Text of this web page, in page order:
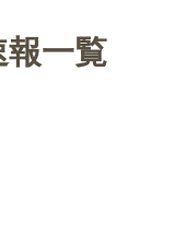
報一覧